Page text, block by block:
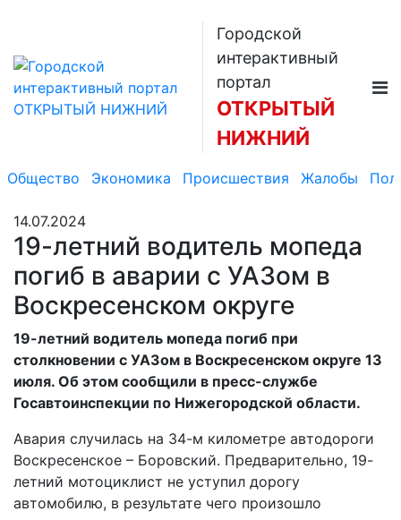
Городской
интерактивный
портал
ОТКРЫТЫЙ
НИЖНИЙ
Общество Экономика Происшествия Жалобы
14.07.2024
19-летний водитель мопеда
погиб в аварии с УАЗом в
Воскресенском округе
19-летний водитель мопеда погиб при
столкновении с УАЗом в Воскресенском округе 13
июля. Об этом сообщили в пресс-службе
Госавтоинспекции по Нижегородской области.
Авария случилась на 34-м километре автодороги
Воскресенское – Боровский. Предварительно, 19-
летний мотоциклист не уступил дорогу
автомобилю, в результате чего произошло